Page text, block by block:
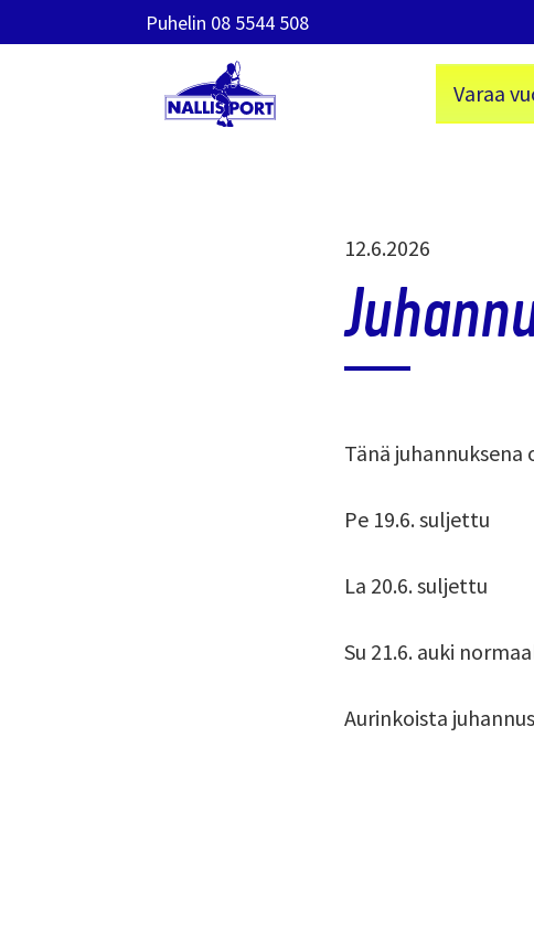
Varaa
Puhelin 08 5544 508
Julkaistu
12.6.2026
Tänä juhannuksena
Pe 19.6. suljettu
La 20.6. suljettu
Su 21.6. auki
Aurinkoista